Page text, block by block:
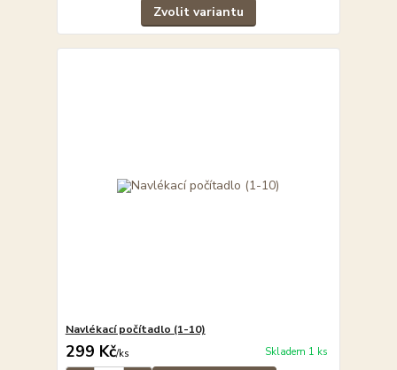
Zvolit variantu
Navlékací počítadlo (1-10)
299 Kč/ks Skladem 1 ks